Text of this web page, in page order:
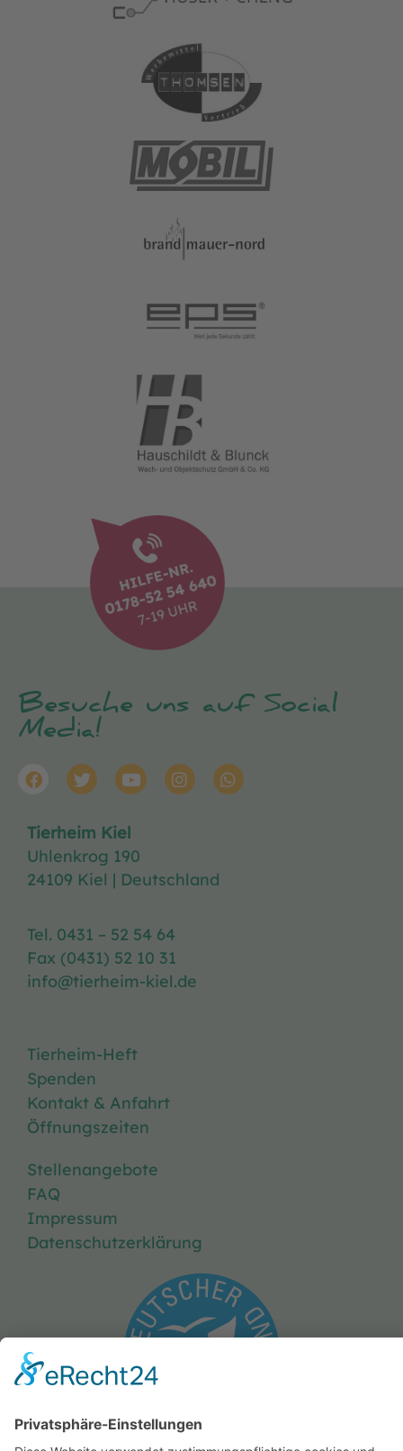
Besuche uns auf Social
Media!
Tierheim Kiel
Uhlenkrog 190
24109 Kiel | Deutschland
Tel. 0431 – 52 54 64
Fax (0431) 52 10 31
info@tierheim-kiel.de
Tierheim-Heft
Spenden
Kontakt & Anfahrt
Öffnungszeiten
Stellenangebote
FAQ
Impressum
Datenschutzerklärung